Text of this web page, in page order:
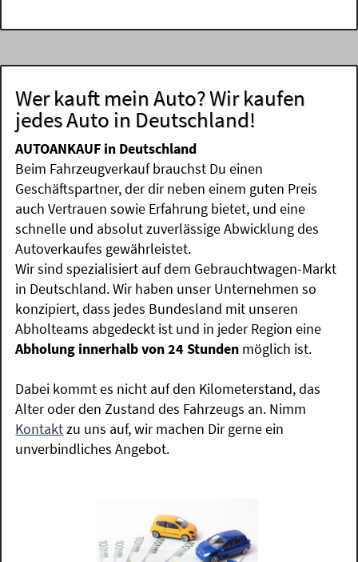
Wer kauft mein Auto? Wir kaufen
jedes Auto in Deutschland!
AUTOANKAUF in Deutschland
Beim Fahrzeugverkauf brauchst Du einen
Geschäftspartner, der dir neben einem guten Preis
auch Vertrauen sowie Erfahrung bietet, und eine
schnelle und absolut zuverlässige Abwicklung des
Autoverkaufes gewährleistet.
Wir sind spezialisiert auf dem Gebrauchtwagen-Markt
in Deutschland. Wir haben unser Unternehmen so
konzipiert, dass jedes Bundesland mit unseren
Abholteams abgedeckt ist und in jeder Region eine
Abholung innerhalb von 24 Stunden möglich ist.
Dabei kommt es nicht auf den Kilometerstand, das
Alter oder den Zustand des Fahrzeugs an. Nimm
Kontaktzu uns auf, wir machen Dir gerne ein
unverbindliches Angebot.